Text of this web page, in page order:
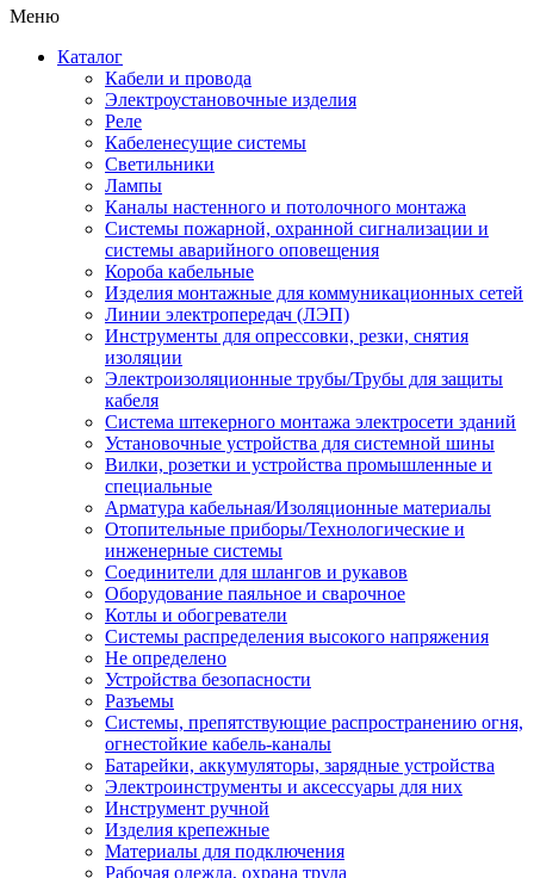
Меню
Каталог
Кабели и провода
Электроустановочные изделия
Реле
Кабеленесущие системы
Светильники
Лампы
Каналы настенного и потолочного монтажа
Системы пожарной, охранной сигнализации и
системы аварийного оповещения
Короба кабельные
Изделия монтажные для коммуникационных сетей
Линии электропередач (ЛЭП)
Инструменты для опрессовки, резки, снятия
изоляции
Электроизоляционные трубы/Трубы для защиты
кабеля
Система штекерного монтажа электросети зданий
Установочные устройства для системной шины
Вилки, розетки и устройства промышленные и
специальные
Арматура кабельная/Изоляционные материалы
Отопительные приборы/Технологические и
инженерные системы
Соединители для шлангов и рукавов
Оборудование паяльное и сварочное
Котлы и обогреватели
Системы распределения высокого напряжения
Не определено
Устройства безопасности
Разъемы
Системы, препятствующие распространению огня,
огнестойкие кабель-каналы
Батарейки, аккумуляторы, зарядные устройства
Электроинструменты и аксессуары для них
Инструмент ручной
Изделия крепежные
Материалы для подключения
Рабочая одежда, охрана труда